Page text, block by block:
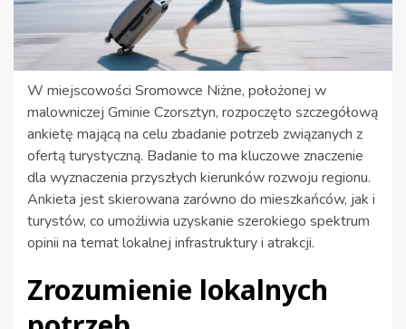
W miejscowości Sromowce Niżne, położonej w
malowniczej Gminie Czorsztyn, rozpoczęto szczegółową
ankietę mającą na celu zbadanie potrzeb związanych z
ofertą turystyczną. Badanie to ma kluczowe znaczenie
dla wyznaczenia przyszłych kierunków rozwoju regionu.
Ankieta jest skierowana zarówno do mieszkańców, jak i
turystów, co umożliwia uzyskanie szerokiego spektrum
opinii na temat lokalnej infrastruktury i atrakcji.
Zrozumienie lokalnych